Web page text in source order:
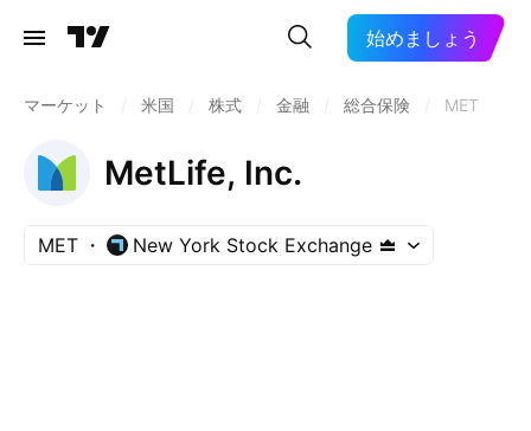
始めましょう
マーケット 米国 株式 金融 総合保険 MET
MetLife, Inc.
MET New York Stock Exchange